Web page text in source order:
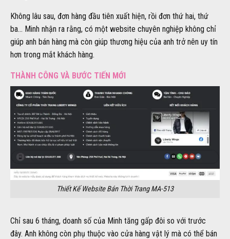
Không lâu sau, đơn hàng đầu tiên xuất hiện, rồi đơn thứ hai, thứ
ba… Minh nhận ra rằng, có một website chuyên nghiệp không chỉ
giúp anh bán hàng mà còn giúp thương hiệu của anh trở nên uy tín
hơn trong mắt khách hàng.
THÀNH CÔNG VÀ BƯỚC TIẾN MỚI
Thiết Kế Website Bán Thời Trang MA-513
Chỉ sau 6 tháng, doanh số của Minh tăng gấp đôi so với trước
đây. Anh không còn phụ thuộc vào cửa hàng vật lý mà có thể bán